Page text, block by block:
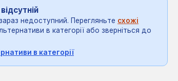
недоступний. Перегляньте схожі
в категорії або зверніться до
в категорії